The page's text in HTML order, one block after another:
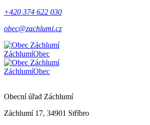
+420 374 622 030
obec@zachlumi.cz
ZáchlumíObec
ZáchlumíObec
Obecní úřad Záchlumí
Záchlumí 17, 34901 Stříbro